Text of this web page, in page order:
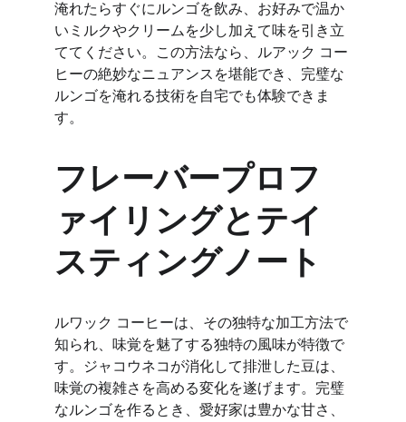
淹れたらすぐにルンゴを飲み、お好みで温か
いミルクやクリームを少し加えて味を引き立
ててください。この方法なら、ルアック コー
ヒーの絶妙なニュアンスを堪能でき、完璧な
ルンゴを淹れる技術を自宅でも体験できま
す。
フレーバープロフ
ァイリングとテイ
スティングノート
ルワック コーヒーは、その独特な加工方法で
知られ、味覚を魅了する独特の風味が特徴で
す。ジャコウネコが消化して排泄した豆は、
味覚の複雑さを高める変化を遂げます。完璧
なルンゴを作るとき、愛好家は豊かな甘さ、